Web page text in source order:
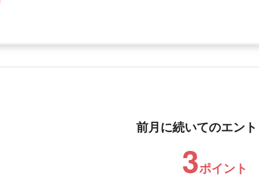
前月に続いてのエン
3ポイント